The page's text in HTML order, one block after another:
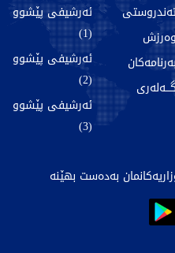
وەرزش
بەرنامەکان
گـــەلەری
ئەرشیفی پێشوو
(1)
ئەرشیفی پێشوو
(2)
ئەرشیفی پێشوو
(3)
بەدەست بهێنە